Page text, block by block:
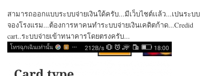
สามารถออกแบบระบบจ่ายเงินใด้ครับ...มีเว็บไชต์เเล้ว...เปนระบบ
จองโรงแรม...ต้องการหาคนทำระบบจ่ายเงินเคดิตก้าด...Credid
cart..ระบบจ่ายเข้าทนาคารโดยตรงครับ...